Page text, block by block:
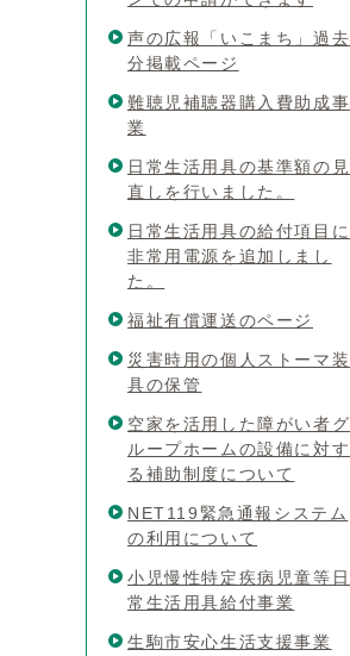
声の広報「いこまち」過去
分掲載ページ
難聴児補聴器購入費助成事
業
日常生活用具の基準額の見
直しを行いました。
日常生活用具の給付項目に
非常用電源を追加しまし
た。
福祉有償運送のページ
災害時用の個人ストーマ装
具の保管
空家を活用した障がい者グ
ループホームの設備に対す
る補助制度について
NET119緊急通報システム
の利用について
小児慢性特定疾病児童等日
常生活用具給付事業
生駒市安心生活支援事業